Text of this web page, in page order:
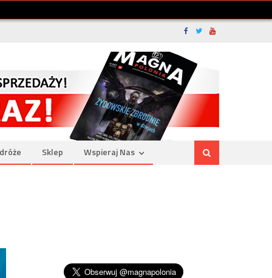
Sklep Wspieraj Nas